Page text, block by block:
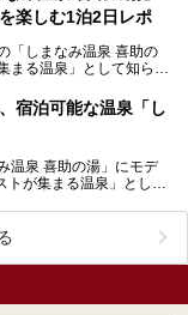
楽しむ1泊2日レポ
まなみ温泉 喜助の
る温泉」として知られ
宿泊可能な温泉「し
温泉 喜助の湯」にモデ
が集まる温泉」として